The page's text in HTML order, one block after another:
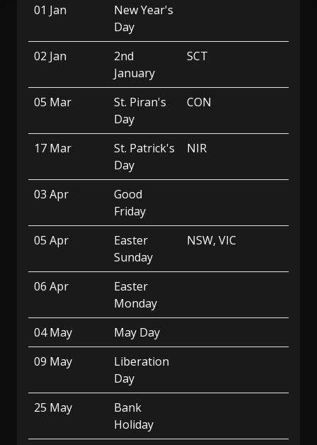
01 Jan
New Year's
Day
02 Jan
2nd
January
SCT
05 Mar
St. Piran's
Day
CON
17 Mar
St. Patrick's
Day
NIR
03 Apr
Good
Friday
05 Apr
Easter
Sunday
NSW, VIC
06 Apr
Easter
Monday
04 May
May Day
09 May
Liberation
Day
25 May
Bank
Holiday